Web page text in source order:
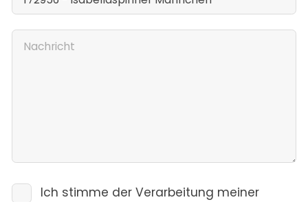
Ich stimme der Verarbeitung meiner